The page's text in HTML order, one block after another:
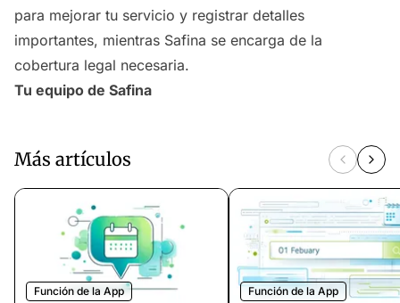
para mejorar tu servicio y registrar detalles
importantes, mientras Safina se encarga de la
cobertura legal necesaria.
Tu equipo de Safina
Más artículos
Función de la App Función de la App